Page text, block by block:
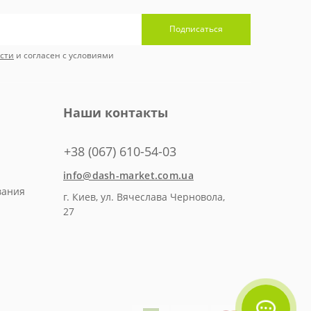
Подписаться
и согласен с условиями
Наши контакты
+38 (067) 610-54-03
info@dash-market.com.ua
г. Киев, ул. Вячеслава Черновола,
27